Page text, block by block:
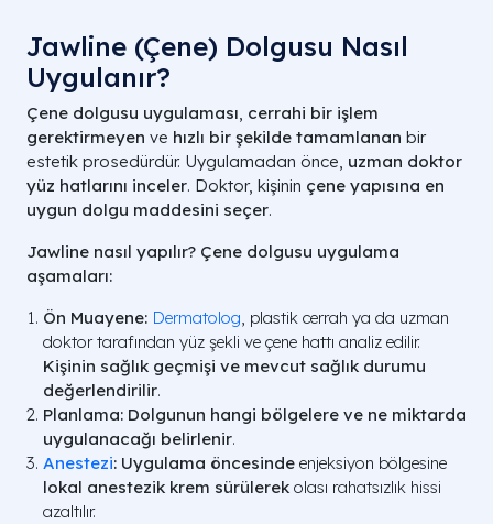
Jawline (Çene) Dolgusu Nasıl
Uygulanır?
Çene dolgusu uygulaması, cerrahi bir işlem
gerektirmeyen ve hızlı bir şekilde tamamlanan bir
estetik prosedürdür. Uygulamadan önce, uzman doktor
yüz hatlarını inceler. Doktor, kişinin çene yapısına en
uygun dolgu maddesini seçer.
Jawline nasıl yapılır? Çene dolgusu uygulama
aşamaları:
Ön Muayene: Dermatolog, plastik cerrah ya da uzman
doktor tarafından yüz şekli ve çene hattı analiz edilir.
Kişinin sağlık geçmişi ve mevcut sağlık durumu
değerlendirilir.
Planlama: Dolgunun hangi bölgelere ve ne miktarda
uygulanacağı belirlenir.
Anestezi: Uygulama öncesinde enjeksiyon bölgesine
lokal anestezik krem sürülerek olası rahatsızlık hissi
azaltılır.